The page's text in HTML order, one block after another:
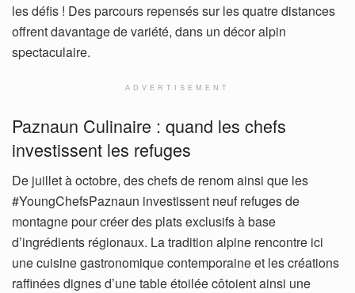
les défis ! Des parcours repensés sur les quatre distances
offrent davantage de variété, dans un décor alpin
spectaculaire.
ADVERTISEMENT
Paznaun Culinaire : quand les chefs
investissent les refuges
De juillet à octobre, des chefs de renom ainsi que les
#YoungChefsPaznaun investissent neuf refuges de
montagne pour créer des plats exclusifs à base
d’ingrédients régionaux. La tradition alpine rencontre ici
une cuisine gastronomique contemporaine et les créations
raffinées dignes d’une table étoilée côtoient ainsi une